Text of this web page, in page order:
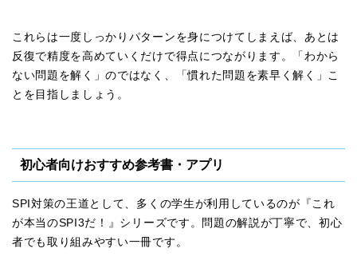
これらは一度しっかりパターンを身につけてしまえば、あとは
反復で精度を高めていくだけで得点につながります。「わから
ない問題を解く」のではなく、「慣れた問題を素早く解く」こ
とを目指しましょう。
初心者向けおすすめ参考書・アプリ
SPI対策の王道として、多くの学生が利用しているのが『これ
が本当のSPI3だ！』シリーズです。問題の解説が丁寧で、初心
者でも取り組みやすい一冊です。